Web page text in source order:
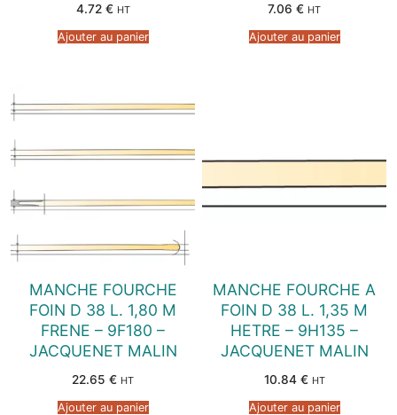
4.72 € HT
Ajouter au panier
7.06 € HT
Ajouter au panier
MANCHE FOURCHE
FOIN D 38 L. 1,80 M
FRENE – 9F180 –
JACQUENET MALIN
22.65 € HT
Ajouter au panier
MANCHE FOURCHE A
FOIN D 38 L. 1,35 M
HETRE – 9H135 –
JACQUENET MALIN
10.84 € HT
Ajouter au panier